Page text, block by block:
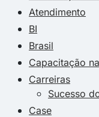
Atendimento
BI
Brasil
Capacitação
Carreiras
Sucesso
Case